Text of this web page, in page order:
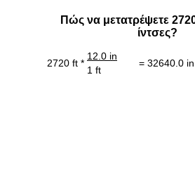
Πώς να μετατρέψετε
ίντσες?
2720 ft *
12.0 in
= 32640.0 in
1 ft